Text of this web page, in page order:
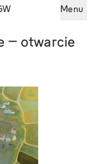
Menu
– otwarcie